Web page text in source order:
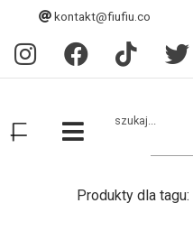
kontakt@fiufiu.co
szukaj...
Produkty dla tagu: